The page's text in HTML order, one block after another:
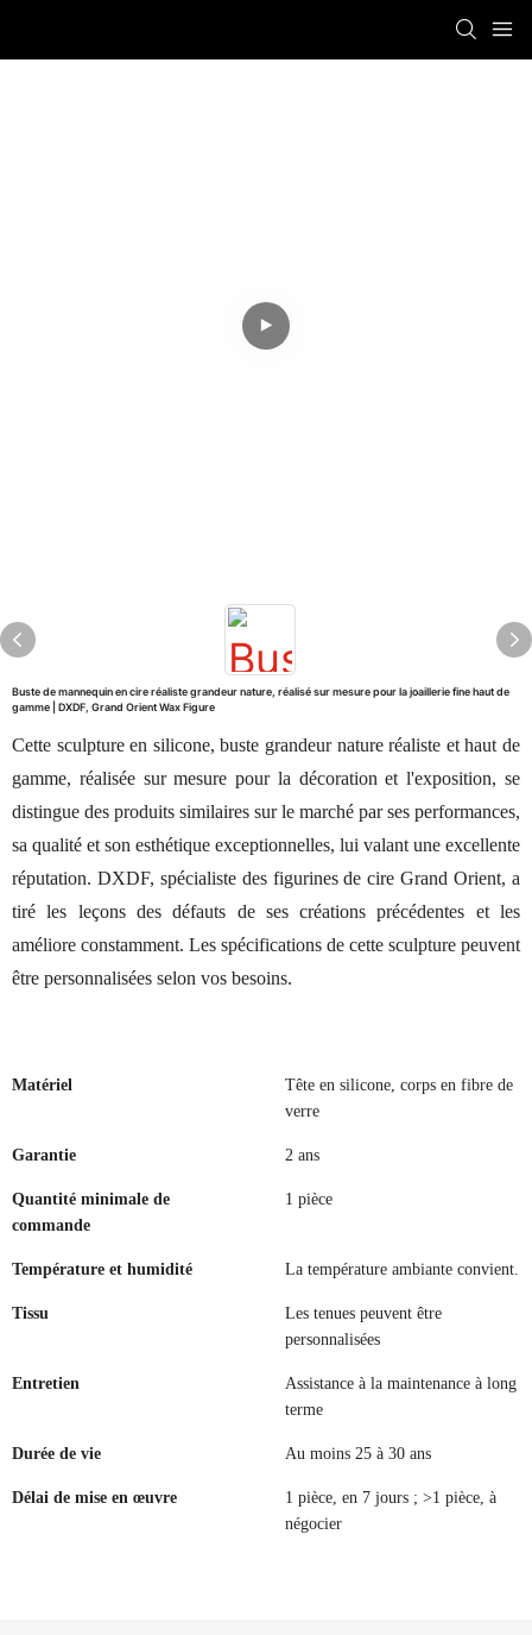
Buste de mannequin en cire réaliste grandeur nature, réalisé sur mesure pour la joaillerie fine haut de
gamme | DXDF, Grand Orient Wax Figure
Cette sculpture en silicone, buste grandeur nature réaliste et haut de
gamme, réalisée sur mesure pour la décoration et l'exposition, se
distingue des produits similaires sur le marché par ses performances,
sa qualité et son esthétique exceptionnelles, lui valant une excellente
réputation. DXDF, spécialiste des figurines de cire Grand Orient, a
tiré les leçons des défauts de ses créations précédentes et les
améliore constamment. Les spécifications de cette sculpture peuvent
être personnalisées selon vos besoins.
Matériel
Tête en silicone, corps en fibre de
verre
Garantie 2 ans
Quantité minimale de
commande
1 pièce
Température et humidité La température ambiante convient.
Tissu
Les tenues peuvent être
personnalisées
Entretien
Assistance à la maintenance à long
terme
Durée de vie Au moins 25 à 30 ans
Délai de mise en œuvre
1 pièce, en 7 jours ; >1 pièce, à
négocier